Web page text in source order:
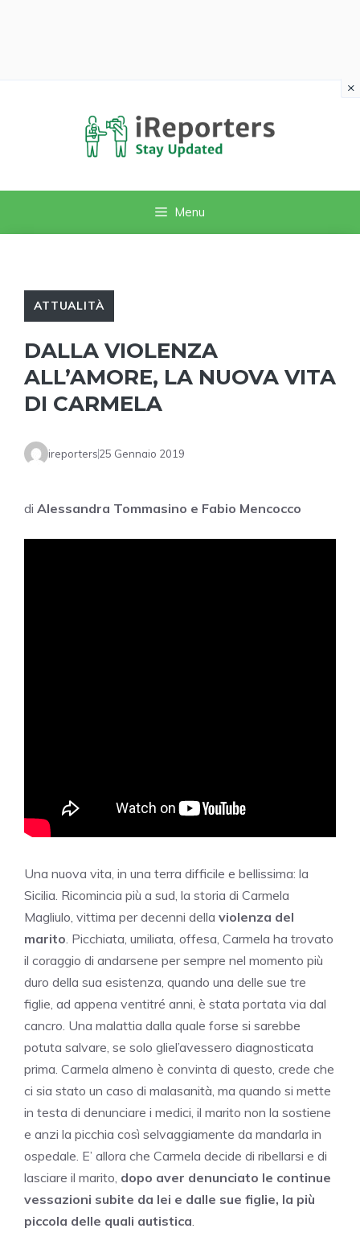
Menu
ATTUALITÀ
DALLA VIOLENZA
ALL’AMORE, LA NUOVA VITA
DI CARMELA
ireporters25 Gennaio 2019
di Alessandra Tommasino e Fabio Mencocco
Una nuova vita, in una terra difficile e bellissima: la
Sicilia. Ricomincia più a sud, la storia di Carmela
Magliulo, vittima per decenni della violenza del
marito. Picchiata, umiliata, offesa, Carmela ha trovato
il coraggio di andarsene per sempre nel momento più
duro della sua esistenza, quando una delle sue tre
figlie, ad appena ventitré anni, è stata portata via dal
cancro. Una malattia dalla quale forse si sarebbe
potuta salvare, se solo gliel’avessero diagnosticata
prima. Carmela almeno è convinta di questo, crede che
ci sia stato un caso di malasanità, ma quando si mette
in testa di denunciare i medici, il marito non la sostiene
e anzi la picchia così selvaggiamente da mandarla in
ospedale. E’ allora che Carmela decide di ribellarsi e di
lasciare il marito, dopo aver denunciato le continue
vessazioni subite da lei e dalle sue figlie, la più
piccola delle quali autistica.
×